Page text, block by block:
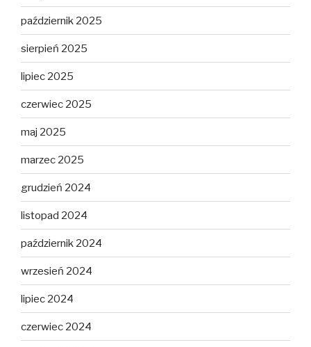
październik 2025
sierpień 2025
lipiec 2025
czerwiec 2025
maj 2025
marzec 2025
grudzień 2024
listopad 2024
październik 2024
wrzesień 2024
lipiec 2024
czerwiec 2024